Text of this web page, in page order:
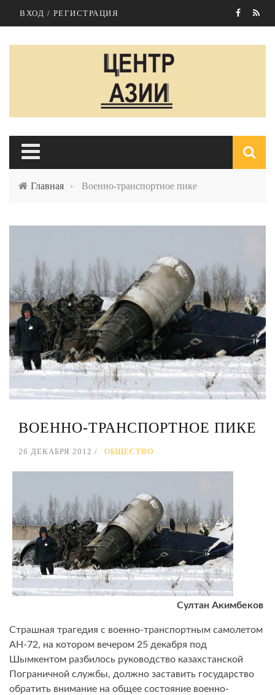
ВХОД / РЕГИСТРАЦИЯ
Главная › Военно-транспортное пике
ВОЕННО-ТРАНСПОРТНОЕ ПИКЕ
26 ДЕКАБРЯ 2012 ОБЩЕСТВО
Султан Акимбеков
Страшная трагедия с военно-транспортным самолетом
АН-72, на котором вечером 25 декабря под
Шымкентом разбилось руководство казахстанской
Пограничной службы, должно заставить государство
обратить внимание на общее состояние военно-